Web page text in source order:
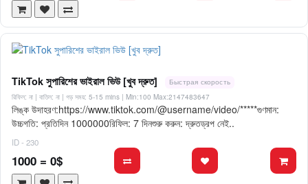
TikTok সুপারিশের ভাইরাল ভিউ [খুব দ্রুত]
Быстрая скорость
রিফিল: না | বাতিল: না | গড় সময়: 5-15 mins | Min:100 Max:2147483647
লিঙ্ক উদাহরণ:https://www.tiktok.com/@username/video/*****গুণমান:
উচ্চগতি: প্রতিদিন 1000000রিফিল: 7 দিনশুরু করুন: দ্রুতড্রপ নেই..
ID - 230
1000 = 0$